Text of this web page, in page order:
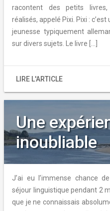
racontent des petits
réalisés, appelé Pixi. Pixi :
jeunesse typiquement
sur divers sujets. Le livre […]
LIRE L'ARTICLE
Une
inoubliable
J’ai eu l’immense chance
séjour linguistique pendant 2
que je ne connaissais